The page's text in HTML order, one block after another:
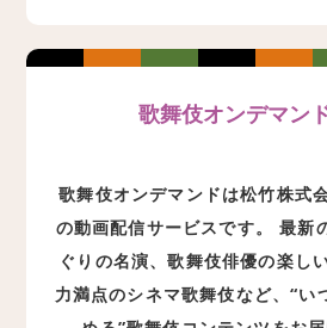
歌舞伎オンデマン
歌舞伎オンデマンドは松竹株式
の動画配信サービスです。 最新
ぐりの名演、歌舞伎俳優の楽し
力満点のシネマ歌舞伎など、“い